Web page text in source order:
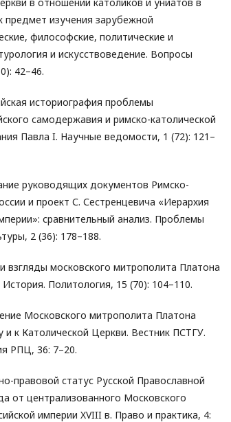
предмет изучения зарубежной
философские, политические и
и искусствоведение. Вопросы
42–46.
историография проблемы
самодержавия и римско-католической
Павла I. Научные ведомости, 1 (72): 121–
руководящих документов Римско-
и проект С. Сестренцевича «Иерархия
сравнительный анализ. Проблемы
2 (36): 178–188.
взгляды московского митрополита Платона
Политология, 15 (70): 104–110.
Московского митрополита Платона
и к Католической Церкви. Вестник ПСТГУ.
РПЦ, 36: 7–20.
правовой статус Русской Православной
от централизованного Московского
империи XVIII в. Право и практика, 4: